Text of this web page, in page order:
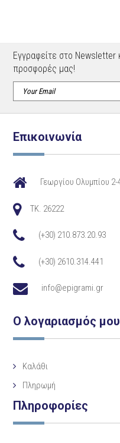
Εγγραφείτε στο Newsletter
προσφορές μας!
Επικοινωνία
Γεωργίου Ολυμπίου
TK. 26222
(+30) 210.873.20.93
(+30) 2610.314.441
info@epigrami.gr
Ο λογαριασμός μου
Καλάθι
Πληρωμή
Πληροφορίες